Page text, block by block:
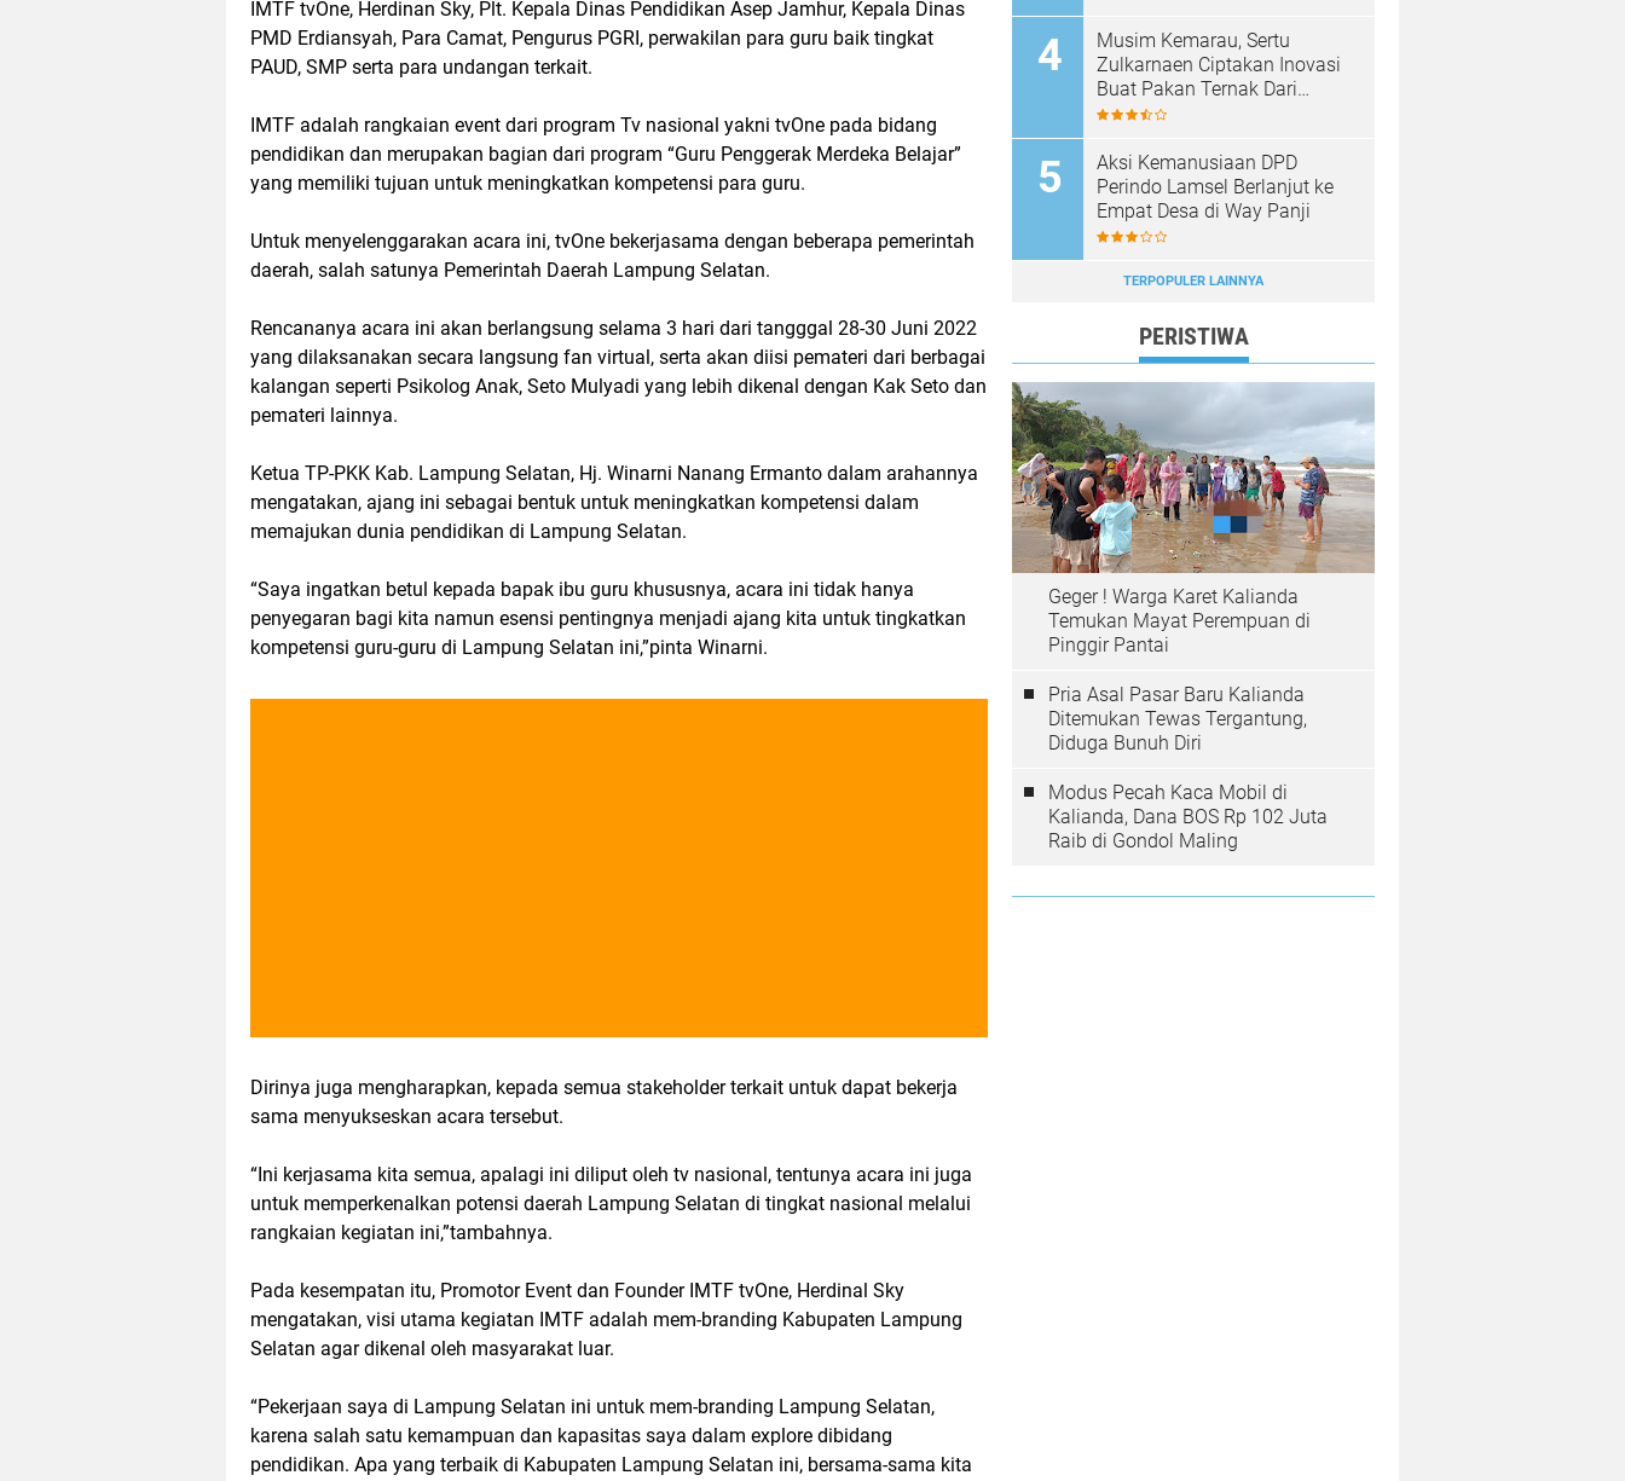
IMTF tvOne, Herdinan Sky, Plt. Kepala Dinas Pendidikan Asep Jamhur, Kepala Dinas
PMD Erdiansyah, Para Camat, Pengurus PGRI, perwakilan para guru baik tingkat
PAUD, SMP serta para undangan terkait.
IMTF adalah rangkaian event dari program Tv nasional yakni tvOne pada bidang
pendidikan dan merupakan bagian dari program “Guru Penggerak Merdeka Belajar”
yang memiliki tujuan untuk meningkatkan kompetensi para guru.
Untuk menyelenggarakan acara ini, tvOne bekerjasama dengan beberapa pemerintah
daerah, salah satunya Pemerintah Daerah Lampung Selatan.
Rencananya acara ini akan berlangsung selama 3 hari dari tangggal 28-30 Juni 2022
yang dilaksanakan secara langsung fan virtual, serta akan diisi pemateri dari berbagai
kalangan seperti Psikolog Anak, Seto Mulyadi yang lebih dikenal dengan Kak Seto dan
pemateri lainnya.
Ketua TP-PKK Kab. Lampung Selatan, Hj. Winarni Nanang Ermanto dalam arahannya
mengatakan, ajang ini sebagai bentuk untuk meningkatkan kompetensi dalam
memajukan dunia pendidikan di Lampung Selatan.
“Saya ingatkan betul kepada bapak ibu guru khususnya, acara ini tidak hanya
penyegaran bagi kita namun esensi pentingnya menjadi ajang kita untuk tingkatkan
kompetensi guru-guru di Lampung Selatan ini,”pinta Winarni.
Dirinya juga mengharapkan, kepada semua stakeholder terkait untuk dapat bekerja
sama menyukseskan acara tersebut.
“Ini kerjasama kita semua, apalagi ini diliput oleh tv nasional, tentunya acara ini juga
untuk memperkenalkan potensi daerah Lampung Selatan di tingkat nasional melalui
rangkaian kegiatan ini,”tambahnya.
Pada kesempatan itu, Promotor Event dan Founder IMTF tvOne, Herdinal Sky
mengatakan, visi utama kegiatan IMTF adalah mem-branding Kabupaten Lampung
Selatan agar dikenal oleh masyarakat luar.
“Pekerjaan saya di Lampung Selatan ini untuk mem-branding Lampung Selatan,
karena salah satu kemampuan dan kapasitas saya dalam explore dibidang
pendidikan. Apa yang terbaik di Kabupaten Lampung Selatan ini, bersama-sama kita
Musim Kemarau, Sertu
Zulkarnaen Ciptakan Inovasi
Buat Pakan Ternak Dari
Sampah
Aksi Kemanusiaan DPD
Perindo Lamsel Berlanjut ke
Empat Desa di Way Panji
TERPOPULER LAINNYA
PERISTIWA
Geger ! Warga Karet Kalianda
Temukan Mayat Perempuan di
Pinggir Pantai
Pria Asal Pasar Baru Kalianda
Ditemukan Tewas Tergantung,
Diduga Bunuh Diri
Modus Pecah Kaca Mobil di
Kalianda, Dana BOS Rp 102 Juta
Raib di Gondol Maling